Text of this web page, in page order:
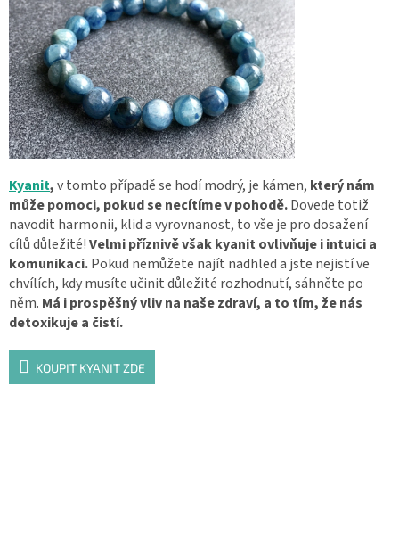
Kyanit,v tomto případě se hodí modrý, je kámen, který nám
může pomoci, pokud se necítíme v pohodě.Dovede totiž
navodit harmonii, klid a vyrovnanost, to vše je pro dosažení
cílů důležité!Velmi příznivě však kyanit ovlivňuje i intuici a
komunikaci.Pokud nemůžete najít nadhled a jste nejistí ve
chvílích, kdy musíte učinit důležité rozhodnutí, sáhněte po
něm. Má i prospěšný vliv na naše zdraví, a to tím, že nás
detoxikuje a čistí.
KOUPIT KYANIT ZDE